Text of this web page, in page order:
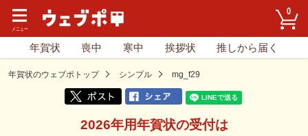
0
年賀状 喪中 寒中 挨拶状 推しから届く
年賀状のウェブポトップ シンプル mg_f29
2026年用年賀状の受付は